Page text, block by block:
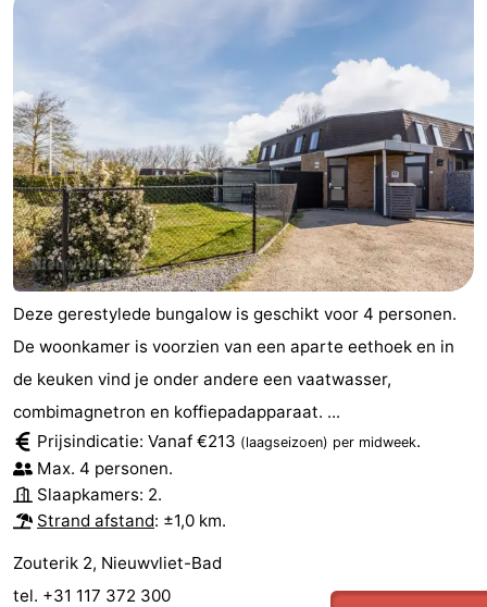
Deze gerestylede bungalow is geschikt voor 4 personen.
De woonkamer is voorzien van een aparte eethoek en in
de keuken vind je onder andere een vaatwasser,
combimagnetron en koffiepadapparaat. ...
Prijsindicatie: Vanaf €213 (laagseizoen) per midweek.
Max. 4 personen.
Slaapkamers: 2.
Strand afstand: ±1,0 km.
Zouterik 2, Nieuwvliet-Bad
tel. +31 117 372 300